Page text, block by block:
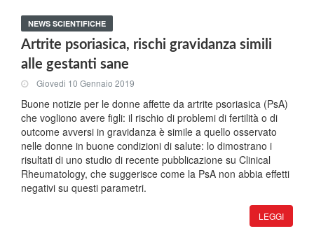
NEWS SCIENTIFICHE
Artrite psoriasica, rischi gravidanza simili
alle gestanti sane
Giovedi 10 Gennaio 2019
Buone notizie per le donne affette da artrite psoriasica (PsA)
che vogliono avere figli: il rischio di problemi di fertilità o di
outcome avversi in gravidanza è simile a quello osservato
nelle donne in buone condizioni di salute: lo dimostrano i
risultati di uno studio di recente pubblicazione su Clinical
Rheumatology, che suggerisce come la PsA non abbia effetti
negativi su questi parametri.
LEGGI